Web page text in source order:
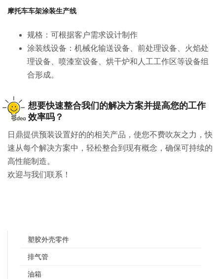
摩托车车架涂装生产线
规格：可根据客户需求设计制作
涂装线设备：机械化输送设备、前处理设备、火焰处
理设备、喷漆室设备、烘干炉和人工工作区等设备组
合形成。
想要快速整合我们的解决方案并提高您的工作
效率吗？
日鼎提供预装设置好的的相关产品，使您不费吹灰之力，快
速从每个解决方案中，轻松整合到现有概念，确保可持续的
高性能制造。
欢迎与我们联系！
塑胶外壳零件
排气管
油箱